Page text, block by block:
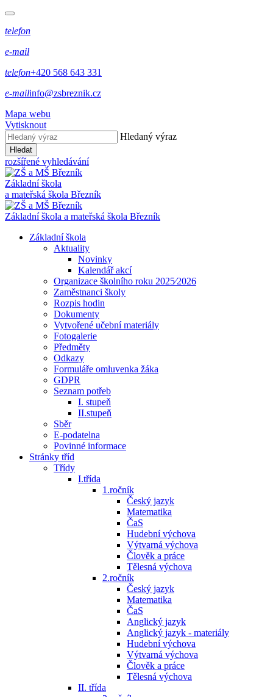
telefon
e-mail
telefon+420 568 643 331
e-mailinfo@zsbreznik.cz
Mapa webu
Vytisknout
Hledaný výraz
Hledat
rozšířené vyhledávání
Základní škola
a mateřská škola Březník
Základní škola a mateřská škola Březník
Základní škola
Aktuality
Novinky
Kalendář akcí
Organizace školního roku 2025⁄2026
Zaměstnanci školy
Rozpis hodin
Dokumenty
Vytvořené učební materiály
Fotogalerie
Předměty
Odkazy
Formuláře omluvenka žáka
GDPR
Seznam potřeb
I. stupeň
II.stupeň
Sběr
E-podatelna
Povinné informace
Stránky tříd
Třídy
I.třída
1.ročník
Český jazyk
Matematika
ČaS
Hudební výchova
Výtvarná výchova
Člověk a práce
Tělesná výchova
2.ročník
Český jazyk
Matematika
ČaS
Anglický jazyk
Anglický jazyk - materiály
Hudební výchova
Výtvarná výchova
Člověk a práce
Tělesná výchova
II. třída